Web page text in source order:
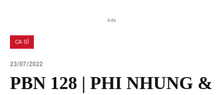
Ads
CA SĨ
23/07/2022
PBN 128 | PHI NHUNG &